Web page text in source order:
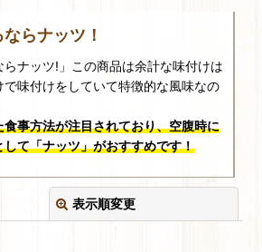
らナッツ！
らナッツ!」この商品は余計な味付けは
で味付けをしていて特徴的な風味なの
事方法が注目されており、空腹時に
て「ナッツ」がおすすめです！
表示順変更